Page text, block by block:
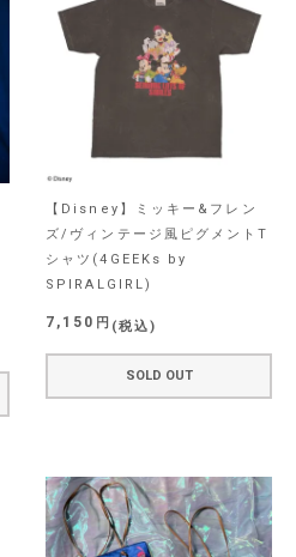
【Disney】ミッキー&フレン
ズ/ヴィンテージ風ピグメントT
シャツ(4GEEKs by
SPIRALGIRL)
7,150 税込
SOLD OUT